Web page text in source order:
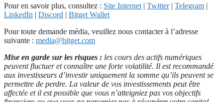
Pour en savoir plus, consultez : Site Internet| Twitter| Telegram |
LinkedIn | Discord | Bitget Wallet
Pour toute demande média, veuillez nous contacter à l’adresse
suivante : media@bitget.com
Mise en garde sur les risques : les cours des actifs numériques
peuvent fluctuer et connaître une forte volatilité. Il est recommandé
aux investisseurs d’investir uniquement la somme qu’ils peuvent se
permettre de perdre. La valeur de vos investissements peut être
affectée et il est possible que vous n’atteigniez pas vos objectifs